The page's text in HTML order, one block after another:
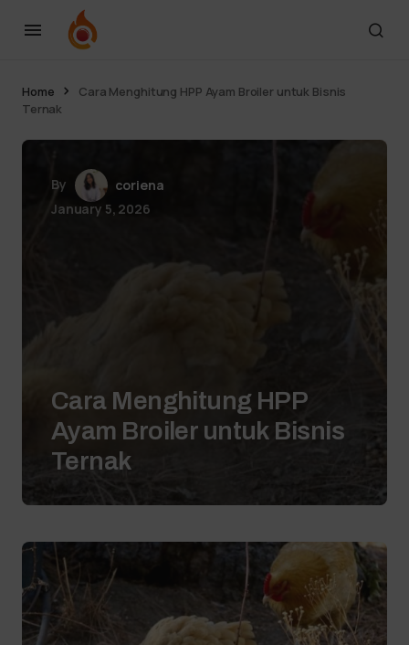
Home
Cara Menghitung HPP Ayam Broiler untuk Bisnis
Ternak
By
coriena
January 5, 2026
Cara Menghitung HPP
Ayam Broiler untuk Bisnis
Ternak